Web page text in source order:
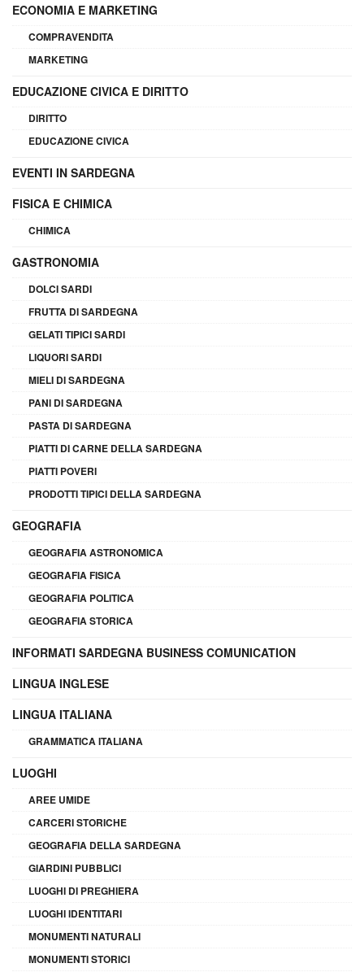
ECONOMIA E MARKETING
COMPRAVENDITA
MARKETING
EDUCAZIONE CIVICA E DIRITTO
DIRITTO
EDUCAZIONE CIVICA
EVENTI IN SARDEGNA
FISICA E CHIMICA
CHIMICA
GASTRONOMIA
DOLCI SARDI
FRUTTA DI SARDEGNA
GELATI TIPICI SARDI
LIQUORI SARDI
MIELI DI SARDEGNA
PANI DI SARDEGNA
PASTA DI SARDEGNA
PIATTI DI CARNE DELLA SARDEGNA
PIATTI POVERI
PRODOTTI TIPICI DELLA SARDEGNA
GEOGRAFIA
GEOGRAFIA ASTRONOMICA
GEOGRAFIA FISICA
GEOGRAFIA POLITICA
GEOGRAFIA STORICA
INFORMATI SARDEGNA BUSINESS COMUNICATION
LINGUA INGLESE
LINGUA ITALIANA
GRAMMATICA ITALIANA
LUOGHI
AREE UMIDE
CARCERI STORICHE
GEOGRAFIA DELLA SARDEGNA
GIARDINI PUBBLICI
LUOGHI DI PREGHIERA
LUOGHI IDENTITARI
MONUMENTI NATURALI
MONUMENTI STORICI